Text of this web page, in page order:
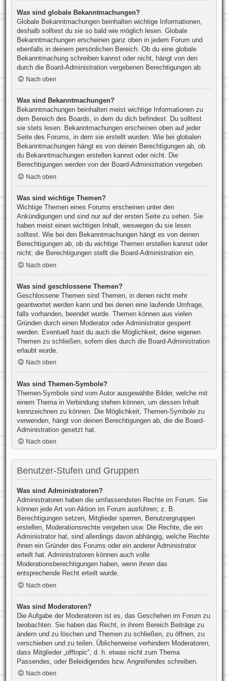
Was sind globale Bekanntmachungen?
Globale Bekanntmachungen beinhalten wichtige Informationen,
deshalb solltest du sie so bald wie möglich lesen. Globale
Bekanntmachungen erscheinen ganz oben in jedem Forum und
ebenfalls in deinem persönlichen Bereich. Ob du eine globale
Bekanntmachung schreiben kannst oder nicht, hängt von den
durch die Board-Administration vergebenen Berechtigungen ab.
Nach oben
Was sind Bekanntmachungen?
Bekanntmachungen beinhalten meist wichtige Informationen zu
dem Bereich des Boards, in dem du dich befindest. Du solltest
sie stets lesen. Bekanntmachungen erscheinen oben auf jeder
Seite des Forums, in dem sie erstellt wurden. Wie bei globalen
Bekanntmachungen hängt es von deinen Berechtigungen ab, ob
du Bekanntmachungen erstellen kannst oder nicht. Die
Berechtigungen werden von der Board-Administration vergeben.
Nach oben
Was sind wichtige Themen?
Wichtige Themen eines Forums erscheinen unter den
Ankündigungen und sind nur auf der ersten Seite zu sehen. Sie
haben meist einen wichtigen Inhalt, weswegen du sie lesen
solltest. Wie bei den Bekanntmachungen hängt es von deinen
Berechtigungen ab, ob du wichtige Themen erstellen kannst oder
nicht; die Berechtigungen stellt die Board-Administration ein.
Nach oben
Was sind geschlossene Themen?
Geschlossene Themen sind Themen, in denen nicht mehr
geantwortet werden kann und bei denen eine laufende Umfrage,
falls vorhanden, beendet wurde. Themen können aus vielen
Gründen durch einen Moderator oder Administrator gesperrt
werden. Eventuell hast du auch die Möglichkeit, deine eigenen
Themen zu schließen, sofern dies durch die Board-Administration
erlaubt wurde.
Nach oben
Was sind Themen-Symbole?
Themen-Symbole sind vom Autor ausgewählte Bilder, welche mit
einem Thema in Verbindung stehen können, um dessen Inhalt
kennzeichnen zu können. Die Möglichkeit, Themen-Symbole zu
verwenden, hängt von deinen Berechtigungen ab, die die Board-
Administration gesetzt hat.
Nach oben
Benutzer-Stufen und Gruppen
Was sind Administratoren?
Administratoren haben die umfassendsten Rechte im Forum. Sie
können jede Art von Aktion im Forum ausführen; z. B.
Berechtigungen setzen, Mitglieder sperren, Benutzergruppen
erstellen, Moderationsrechte vergeben usw. Die Rechte, die ein
Administrator hat, sind allerdings davon abhängig, welche Rechte
ihnen ein Gründer des Forums oder ein anderer Administrator
erteilt hat. Administratoren können auch volle
Moderationsberechtigungen haben, wenn ihnen das
entsprechende Recht erteilt wurde.
Nach oben
Was sind Moderatoren?
Die Aufgabe der Moderatoren ist es, das Geschehen im Forum zu
beobachten. Sie haben das Recht, in ihrem Bereich Beiträge zu
ändern und zu löschen und Themen zu schließen, zu öffnen, zu
verschieben und zu teilen. Üblicherweise verhindern Moderatoren,
dass Mitglieder „offtopic“, d. h. etwas nicht zum Thema
Passendes, oder Beleidigendes bzw. Angreifendes schreiben.
Nach oben